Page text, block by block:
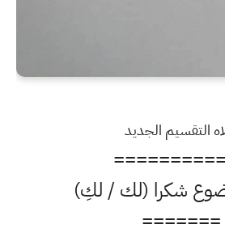
التقسيم الجديد
شكرا (لك / لكِ)
=======